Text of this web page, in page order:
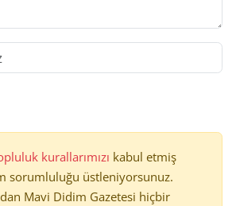
kurallarımızı kabul etmiş
sorumluluğu üstleniyorsunuz.
Mavi Didim Gazetesi hiçbir